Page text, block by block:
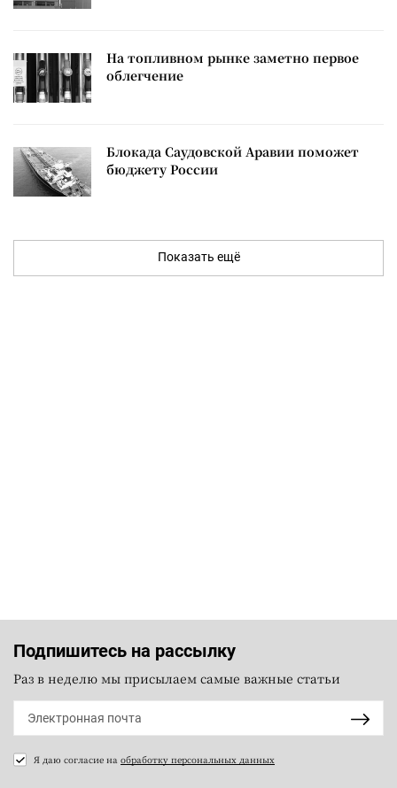
На топливном рынке заметно первое
облегчение
Блокада Саудовской Аравии поможет
бюджету России
Показать ещё
Подпишитесь на рассылку
Раз в неделю мы присылаем самые важные статьи
Я даю согласие на обработку персональных данных